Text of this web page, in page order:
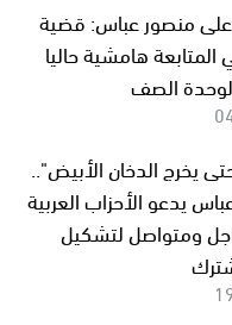
على منصور عباس: قضية
المتابعة هامشية حاليا
لوحدة الصف
يخرج الدخان الأبيض"..
يدعو الأحزاب العربية
ومتواصل لتشكيل